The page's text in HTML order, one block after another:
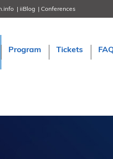
iiBlog
Conferences
Information Energy
April 22–24, 2026, Online
September 23–24, 2026
Program Tickets